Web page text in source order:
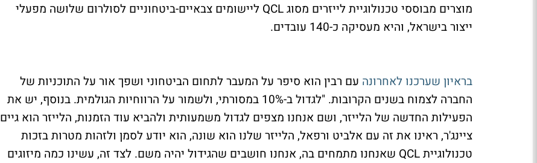
מוצרים מבוססי טכנולוגיית לייזרים מסוג QCL ליישומים צבאיים-ביטחוניים לסולרום שלושה מפעלי
ייצור בישראל, והיא מעסיקה כ-140 עובדים.
בראיון שערכנו לאחרונה עם רבין הוא סיפר על המעבר לתחום הביטחוני ושפך אור על התוכניות של
החברה לצמוח בשנים הקרובות. "לגדול ב-10% במסורתי, ולשמור על הרווחיות הגולמית. בנוסף, יש את
הפעילות החדשה של הלייזר, ושם אנחנו מצפים לגדול משמעותית ולהביא עוד הזמנות, הלייזר הוא גיים
ציינג'ר, ראינו את זה עם אלביט ורפאל, הלייזר שלנו הוא שונה, הוא יודע לסמן ולזהות מטרות בזכות
טכנולוגיית QCL שאנחנו מתמחים בה, אנחנו חושבים שהגידול יהיה משם. לצד זה, עשינו כמה מיזוגים